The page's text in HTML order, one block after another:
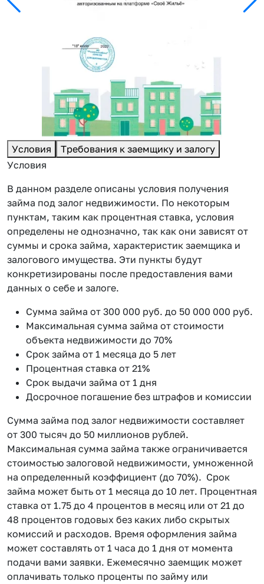
Условия
Требования к заемщику и залогу
Условия
В данном разделе описаны условия получения
займа под залог недвижимости. По некоторым
пунктам, таким как процентная ставка, условия
определены не однозначно, так как они зависят от
суммы и срока займа, характеристик заемщика и
залогового имущества. Эти пункты будут
конкретизированы после предоставления вами
данных о себе и залоге.
Сумма займа от 300 000 руб. до 50 000 000 руб.
Максимальная сумма займа от стоимости
объекта недвижимости до 70%
Срок займа от 1 месяца до 5 лет
Процентная ставка от 21%
Срок выдачи займа от 1 дня
Досрочное погашение без штрафов и комиссии
Сумма займа под залог недвижимости составляет
от 300 тысяч до 50 миллионов рублей.
Максимальная сумма займа также ограничивается
стоимостью залоговой недвижимости, умноженной
на определенный коэффициент (до 70%). Срок
займа может быть от 1 месяца до 10 лет. Процентная
ставка от 1.75 до 4 процентов в месяц или от 21 до
48 процентов годовых без каких либо скрытых
комиссий и расходов. Время оформления займа
может составлять от 1 часа до 1 дня от момента
подачи вами заявки. Ежемесячно заемщик может
оплачивать только проценты по займу или